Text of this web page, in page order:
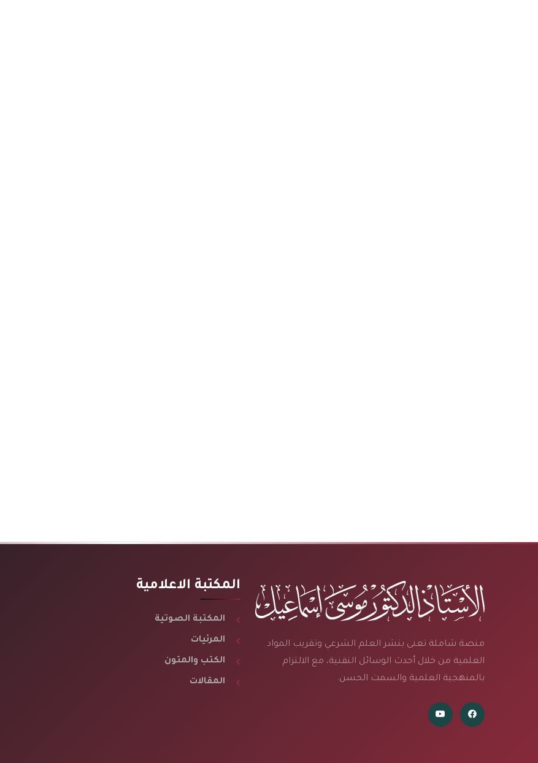
منصة شاملة تعنى بنشر العلم الشرعي وتقريب المواد
العلمية من خلال أحدث الوسائل التقنية، مع الالتزام
بالمنهجية العلمية والسمت الحسن.
المكتبة الاعلامية
المكتبة الصوتية
المرئيات
الكتب والمتون
المقالات